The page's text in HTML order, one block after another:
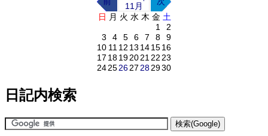
11月
日 月 火 水 木 金 土
1
2
3
4 5 6 7 8
9
10 11 12 13 141516
17 18192021 22 23
24252627 282930
日記内検索